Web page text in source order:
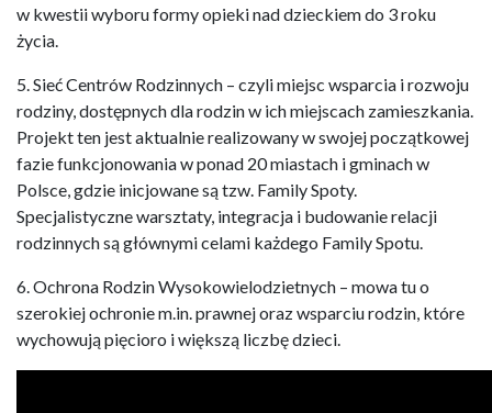
w kwestii wyboru formy opieki nad dzieckiem do 3 roku
życia.
5. Sieć Centrów Rodzinnych – czyli miejsc wsparcia i rozwoju
rodziny, dostępnych dla rodzin w ich miejscach zamieszkania.
Projekt ten jest aktualnie realizowany w swojej początkowej
fazie funkcjonowania w ponad 20 miastach i gminach w
Polsce, gdzie inicjowane są tzw. Family Spoty.
Specjalistyczne warsztaty, integracja i budowanie relacji
rodzinnych są głównymi celami każdego Family Spotu.
6. Ochrona Rodzin Wysokowielodzietnych – mowa tu o
szerokiej ochronie m.in. prawnej oraz wsparciu rodzin, które
wychowują pięcioro i większą liczbę dzieci.